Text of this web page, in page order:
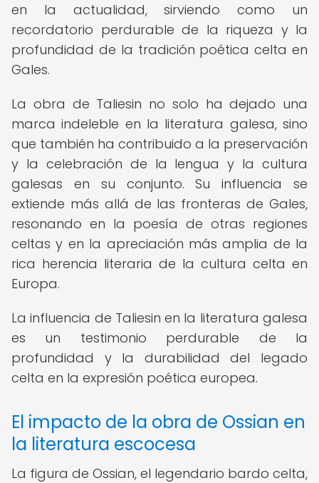
en la actualidad, sirviendo como un
recordatorio perdurable de la riqueza y la
profundidad de la tradición poética celta en
Gales.
La obra de Taliesin no solo ha dejado una
marca indeleble en la literatura galesa, sino
que también ha contribuido a la preservación
y la celebración de la lengua y la cultura
galesas en su conjunto. Su influencia se
extiende más allá de las fronteras de Gales,
resonando en la poesía de otras regiones
celtas y en la apreciación más amplia de la
rica herencia literaria de la cultura celta en
Europa.
La influencia de Taliesin en la literatura galesa
es un testimonio perdurable de la
profundidad y la durabilidad del legado
celta en la expresión poética europea.
El impacto de la obra de Ossian en
la literatura escocesa
La figura de Ossian, el legendario bardo celta,